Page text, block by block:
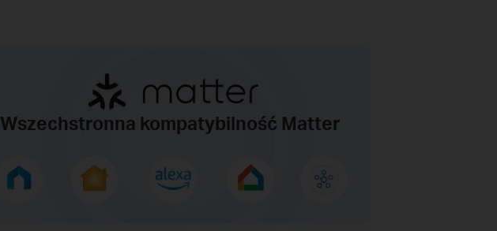
Wszechstronna kompatybilność Matter